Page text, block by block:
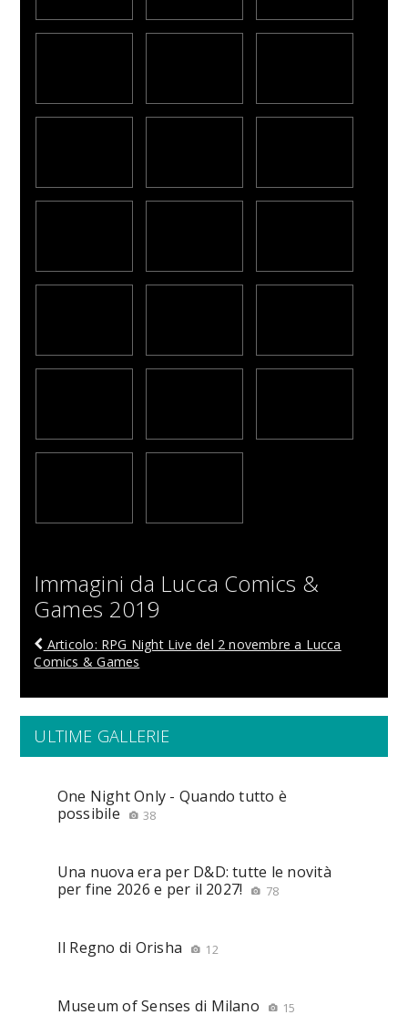
Immagini da Lucca Comics &
Games 2019
Articolo: RPG Night Live del 2 novembre a Lucca
Comics & Games
ULTIME GALLERIE
One Night Only - Quando tutto è
possibile
38
Una nuova era per D&D: tutte le novità
per fine 2026 e per il 2027!
78
Il Regno di Orisha 12
Museum of Senses di Milano 15